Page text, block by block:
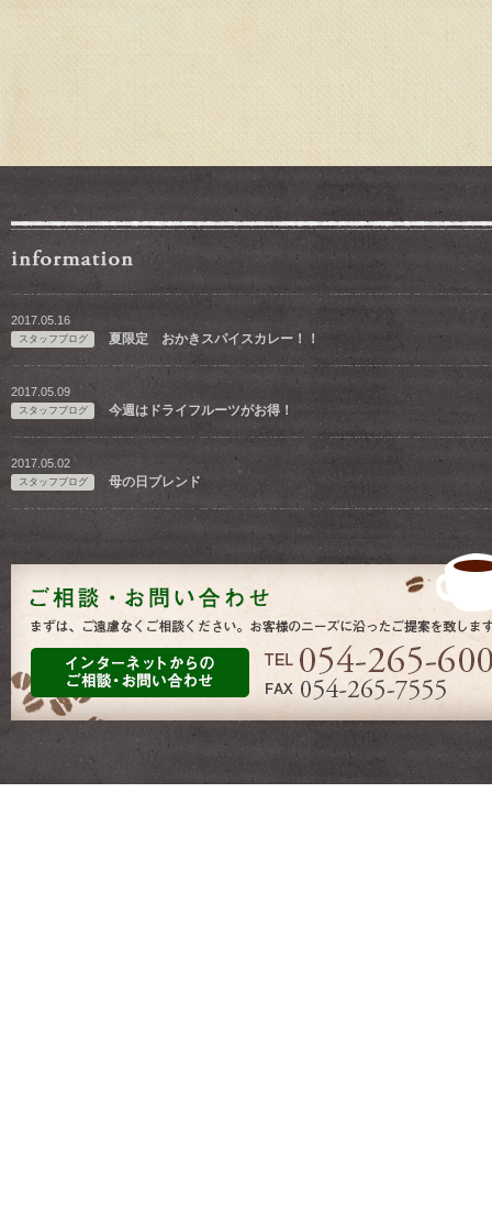
2017.05.16
スタッフブログ 夏限定 おかきスパイスカレー！！
2017.05.09
スタッフブログ 今週はドライフルーツがお得！
2017.05.02
スタッフブログ 母の日ブレンド